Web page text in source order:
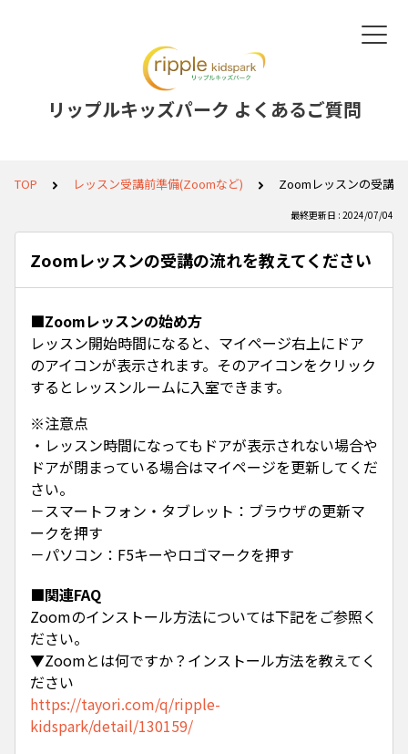
リップルキッズパーク よくあるご質問
TOP レッスン受講前準備(Zoomなど) Zoomレッスンの受講
最終更新日 : 2024/07/04
Zoomレッスンの受講の流れを教えてください
■Zoomレッスンの始め方
レッスン開始時間になると、マイページ右上にドア
のアイコンが表示されます。そのアイコンをクリック
するとレッスンルームに入室できます。
※注意点
・レッスン時間になってもドアが表示されない場合や
ドアが閉まっている場合はマイページを更新してくだ
さい。
－スマートフォン・タブレット：ブラウザの更新マ
ークを押す
－パソコン：F5キーやロゴマークを押す
■関連FAQ
Zoomのインストール方法については下記をご参照く
ださい。
▼Zoomとは何ですか？インストール方法を教えてく
ださい
https://tayori.com/q/ripple-
kidspark/detail/130159/